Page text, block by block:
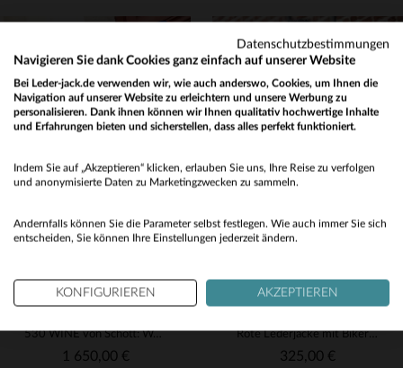
VERFÜGBARE GRÖSSEN
S M L XL
VERFÜGBARE GRÖSSEN
M L XL 2XL
530 WINE von Schott: Weinroter Café-Racer aus waxierter Rindlederhaut.
1 650,00 €
Rote Lederjacke mit Bikerkragen
325,00 €
No
Datenschutzbestimmungen
Navigieren Sie dank Cookies ganz einfach auf unserer Website
Bei Leder-jack.de verwenden wir, wie auch anderswo, Cookies, um Ihnen die
Navigation auf unserer Website zu erleichtern und unsere Werbung zu
personalisieren. Dank ihnen können wir Ihnen qualitativ hochwertige Inhalte
und Erfahrungen bieten und sicherstellen, dass alles perfekt funktioniert.
Indem Sie auf „Akzeptieren“ klicken, erlauben Sie uns, Ihre Reise zu verfolgen
und anonymisierte Daten zu Marketingzwecken zu sammeln.
Andernfalls können Sie die Parameter selbst festlegen. Wie auch immer Sie sich
entscheiden, Sie können Ihre Einstellungen jederzeit ändern.
KONFIGURIEREN AKZEPTIEREN